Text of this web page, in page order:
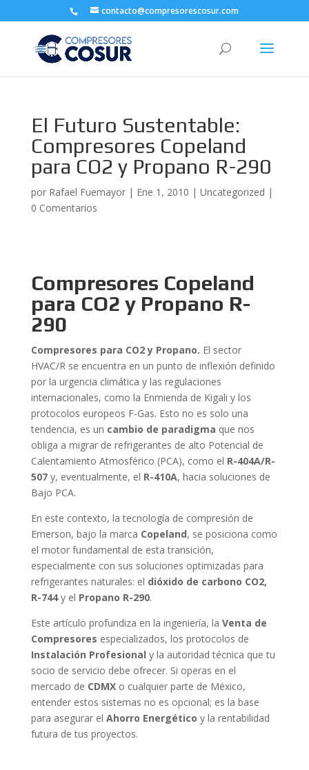
contacto@compresorescosur.com
El Futuro Sustentable:
Compresores Copeland
para CO2 y Propano R-290
por Rafael Fuemayor| Ene 1, 2010 | Uncategorized |
0 Comentarios
Compresores Copeland
para CO2 y Propano R-
290
Compresores para CO2 y Propano. El sector
HVAC/R se encuentra en un punto de inflexión definido
por la urgencia climática y las regulaciones
internacionales, como la Enmienda de Kigali y los
protocolos europeos F-Gas. Esto no es solo una
tendencia, es un cambio de paradigma que nos
obliga a migrar de refrigerantes de alto Potencial de
Calentamiento Atmosférico (PCA), como el R-404A/R-
507y, eventualmente, el R-410A, hacia soluciones de
Bajo PCA.
En este contexto, la tecnología de compresión de
Emerson, bajo la marca Copeland, se posiciona como
el motor fundamental de esta transición,
especialmente con sus soluciones optimizadas para
refrigerantes naturales: el dióxido de carbono CO2,
R-744y el Propano R-290.
Este artículo profundiza en la ingeniería, la Venta de
Compresores especializados, los protocolos de
Instalación Profesional y la autoridad técnica que tu
socio de servicio debe ofrecer. Si operas en el
mercado de CDMXo cualquier parte de México,
entender estos sistemas no es opcional; es la base
para asegurar el Ahorro Energético y la rentabilidad
futura de tus proyectos.